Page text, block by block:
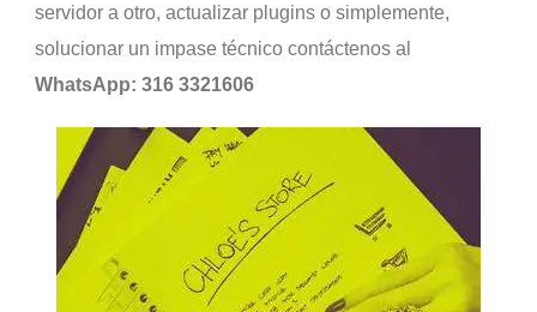
servidor a otro, actualizar plugins o simplemente,
solucionar un impase técnico contáctenos al
WhatsApp: 316 3321606